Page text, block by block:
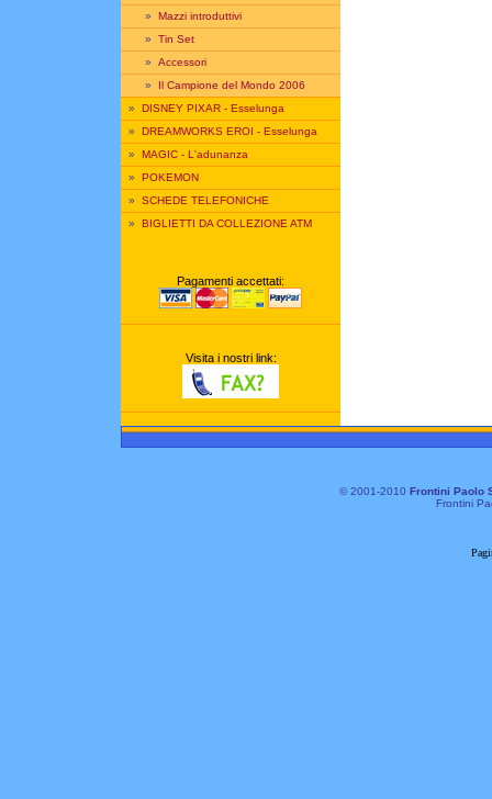
» Mazzi introduttivi
» Tin Set
» Accessori
» Il Campione del Mondo 2006
» DISNEY PIXAR - Esselunga
» DREAMWORKS EROI - Esselunga
» MAGIC - L'adunanza
» POKEMON
» SCHEDE TELEFONICHE
» BIGLIETTI DA COLLEZIONE ATM
Pagamenti accettati:
Visita i nostri link:
© 2001-2010 Frontini Paolo
Frontini